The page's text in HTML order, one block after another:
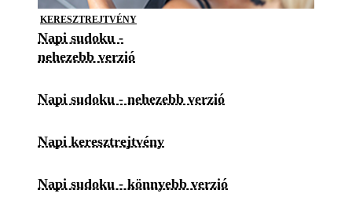
KERESZTREJTVÉNY
Napi sudoku -
nehezebb verzió
Napi sudoku - nehezebb verzió
Napi keresztrejtvény
Napi sudoku - könnyebb verzió